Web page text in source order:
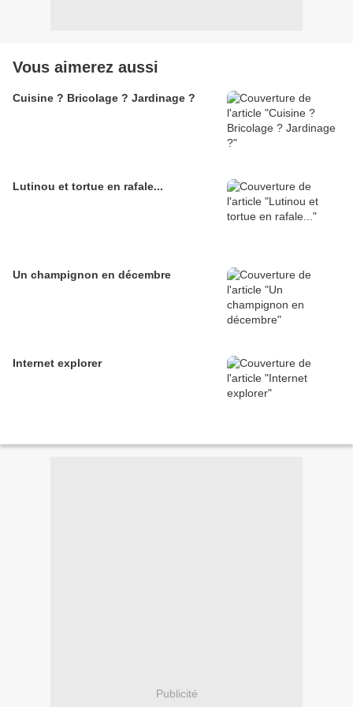
Vous aimerez aussi
Cuisine ? Bricolage ? Jardinage ?
Lutinou et tortue en rafale...
Un champignon en décembre
Internet explorer
Publicité